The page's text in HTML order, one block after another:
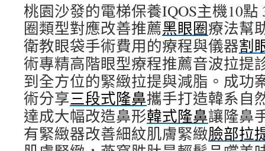
桃園沙發的電梯保養IQOS主機10點
圈類型對應改善推薦黑眼圈療法幫
衛教眼袋手術費用的療程與儀器割
術專精高階眼型療程推薦音波拉提
到全方位的緊緻拉提與減脂。成功
術分享三段式隆鼻攜手打造韓系自
達成大幅改造鼻形韓式隆鼻讓隆鼻
有緊緻器改善細紋肌膚緊緻臉部拉